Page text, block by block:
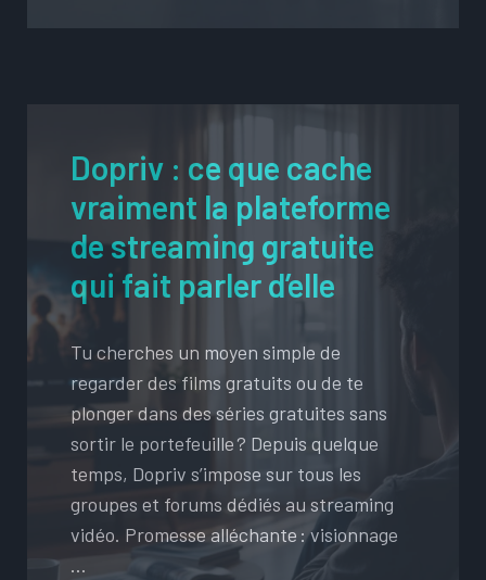
Dopriv : ce que cache
vraiment la plateforme
de streaming gratuite
qui fait parler d’elle
Tu cherches un moyen simple de
regarder des films gratuits ou de te
plonger dans des séries gratuites sans
sortir le portefeuille ? Depuis quelque
temps, Dopriv s’impose sur tous les
groupes et forums dédiés au streaming
vidéo. Promesse alléchante : visionnage
…